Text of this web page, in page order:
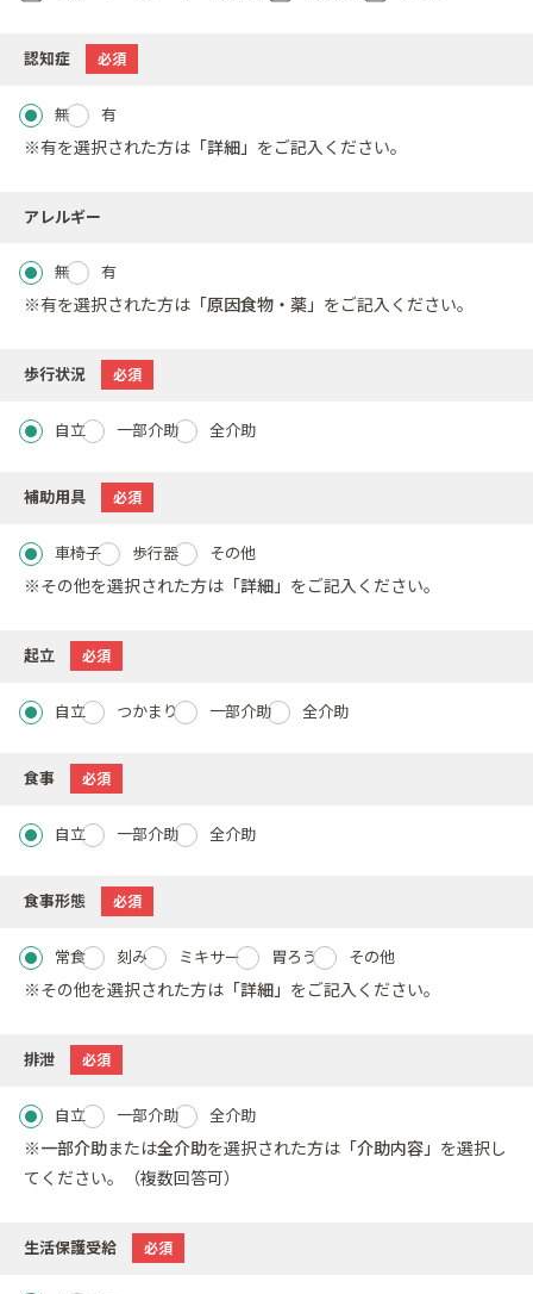
認知症 必須
無 有
※有を選択された方は 「詳細」 をご記入ください。
アレルギー
無 有
※有を選択された方は 「原因食物・薬」 をご記入ください。
歩行状況 必須
自立 一部介助 全介助
補助用具 必須
車椅子 歩行器 その他
※その他を選択された方は 「詳細」 をご記入ください。
起立 必須
自立 つかまり 一部介助 全介助
食事 必須
自立 一部介助 全介助
食事形態 必須
常食 刻み ミキサー 胃ろう その他
※その他を選択された方は 「詳細」 をご記入ください。
排泄 必須
自立 一部介助 全介助
※一部介助または全介助を選択された方は 「介助内容」 を選択し
てください。（複数回答可）
生活保護受給 必須